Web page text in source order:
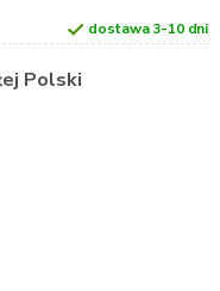
dostawa 3-10 dni
Polski